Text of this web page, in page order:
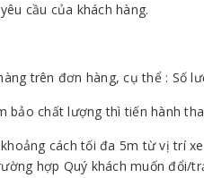
cầu của khách hàng.
trên đơn hàng, cụ thể : Số
chất lượng thì tiến hành
cách tối đa 5m từ vị trí
hợp Quý khách muốn đổi/